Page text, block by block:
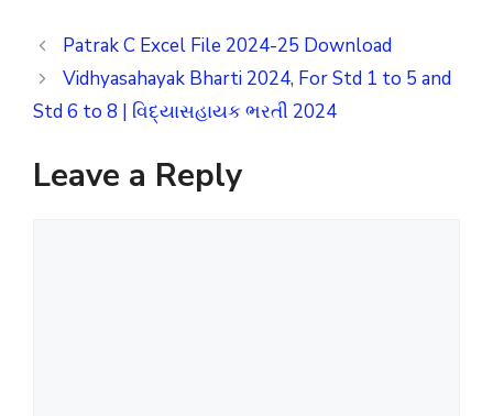
Patrak C Excel File 2024-25 Download
Vidhyasahayak Bharti 2024, For Std 1 to 5 and
Std 6 to 8 | વિદ્યાસહાયક ભરતી 2024
Leave a Reply